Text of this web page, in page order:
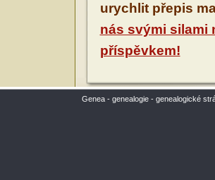
urychlit přepis
nás svými silami
příspěvkem!
Genea - genealogie - genealogické